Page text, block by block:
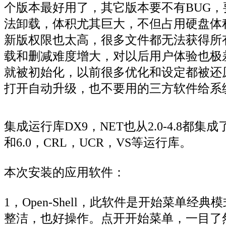
个版本最好用了，其它版本要不有BUG
法卸载，体积尤其巨大，不但占用硬盘
新版权限也太高，很多文件都无法获得
载和删减难度增大，对以后用户体验也
就被初始化，以前很多优化和设定都被
打开自动升级，也不要用的三方软件给系
集成运行库DX9，NET也从2.0-4.8都集
和6.0，CRL，UCR，VS等运行库。
本次安装的应用软件：
1，Open-Shell，此软件是开始菜单经典
整洁，也好操作。点开开始菜单，一目